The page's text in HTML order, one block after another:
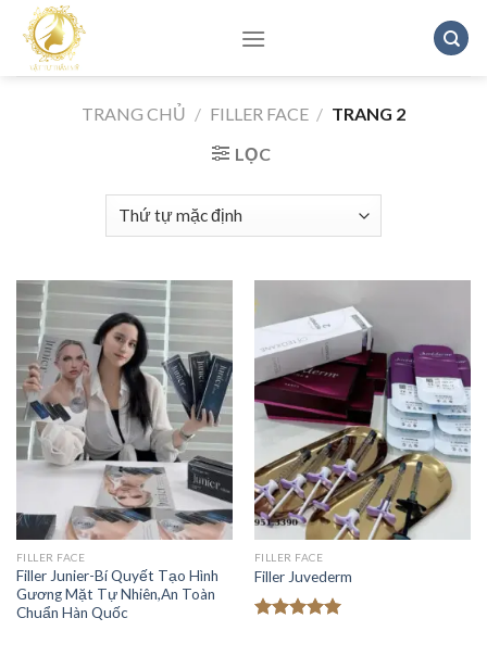
content
TRANG CHỦ / FILLER FACE / TRANG 2
LỌC
FILLER FACE
Filler Junier-Bí Quyết Tạo Hình
Gương Mặt Tự Nhiên,An Toàn
Chuẩn Hàn Quốc
FILLER FACE
Filler Juvederm